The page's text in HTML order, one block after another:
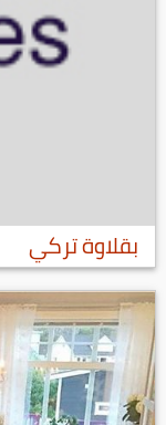
بقلاوة تركي